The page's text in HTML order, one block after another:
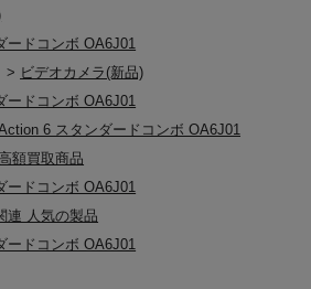
りf/4.0）：0.2 m～∞
ードコンボ OA6J01
> ビデオカメラ(新品)
ードコンボ OA6J01
6 スタンダードコンボ OA6J01
額買取商品
ードコンボ OA6J01
連 人気の製品
ードコンボ OA6J01